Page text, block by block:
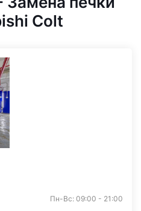
Colt
Пн-Вс: 09:00 - 21:00